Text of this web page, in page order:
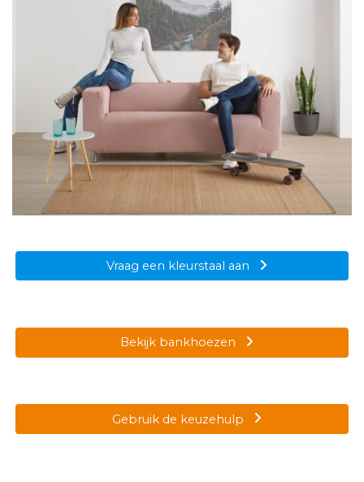
Vraag een kleurstaal aan
Bekijk bankhoezen
Gebruik de keuzehulp